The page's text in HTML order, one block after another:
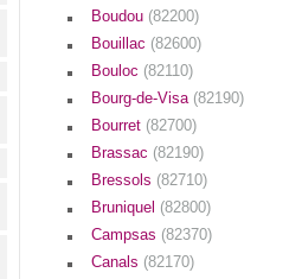
Boudou (82200)
Bouillac (82600)
Bouloc (82110)
Bourg-de-Visa (82190)
Bourret (82700)
Brassac (82190)
Bressols (82710)
Bruniquel (82800)
Campsas (82370)
Canals (82170)